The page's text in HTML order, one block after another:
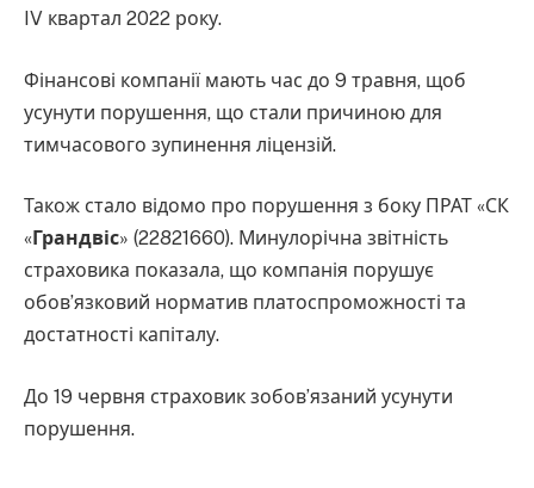
IV квартал 2022 року.
Фінансові компанії мають час до 9 травня, щоб
усунути порушення, що стали причиною для
тимчасового зупинення ліцензій.
Також стало відомо про порушення з боку ПРАТ «СК
«Грандвіс» (22821660). Минулорічна звітність
страховика показала, що компанія порушує
обов’язковий норматив платоспроможності та
достатності капіталу.
До 19 червня страховик зобов’язаний усунути
порушення.